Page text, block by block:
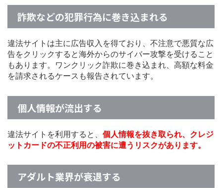
詐欺などの犯罪行為に巻き込まれる
違法サイトは主に広告収入を得ており、不注意で悪質な広
告をクリックすると海外からのサイバー攻撃を受けること
もあります。ワンクリック詐欺に巻き込まれ、高額な料金
を請求されるケースも報告されています。
個人情報が流出する
違法サイトを利用すると、 個人情報を抜き取られ、クレジ
ットカードの不正利用の被害に遭うリスクがあります。
アダルト業界が衰退する